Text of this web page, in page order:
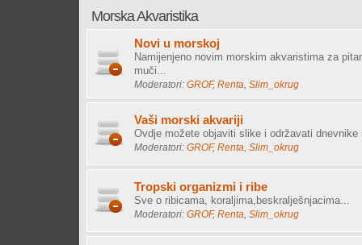
Morska Akvaristika
Novi u morskoj
Namijenjeno novim morskim akvaristima za
muči...
Moderatori: GROF, Renta Slim_okrug
Vaši morski akvariji
Ovdje možete objaviti slike i održavati
Moderatori: GROF, Renta Slim_okrug
Tropski organizmi i ribe
Sve o ribicama, koraljima,beskralješnjacima...
Moderatori: GROF, Renta Slim_okrug